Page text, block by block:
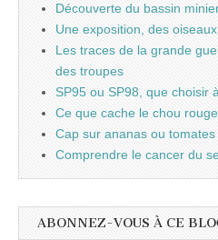
Découverte du bassin
Une exposition, des
Les traces de la grande
des troupes
SP95 ou SP98, que choisir
Ce que cache le chou
Cap sur ananas ou
Comprendre le cancer du
ABONNEZ-VOUS À CE